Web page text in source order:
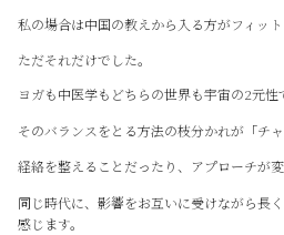
私の場合は中国の教えから入る方がフィッ
ただそれだけでした。
ヨガも中医学もどちらの世界も宇宙の2元性
そのバランスをとる方法の枝分かれが「チ
経絡を整えることだったり、アプローチが変
同じ時代に、影響をお互いに受けながら長
感じます。